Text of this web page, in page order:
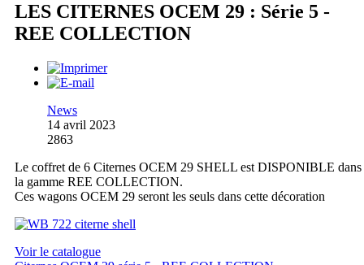
LES CITERNES OCEM 29 : Série 5 -
REE COLLECTION
News
14 avril 2023
2863
Le coffret de 6 Citernes OCEM 29 SHELL est DISPONIBLE dans
la gamme REE COLLECTION.
Ces wagons OCEM 29 seront les seuls dans cette décoration
Voir le catalogue